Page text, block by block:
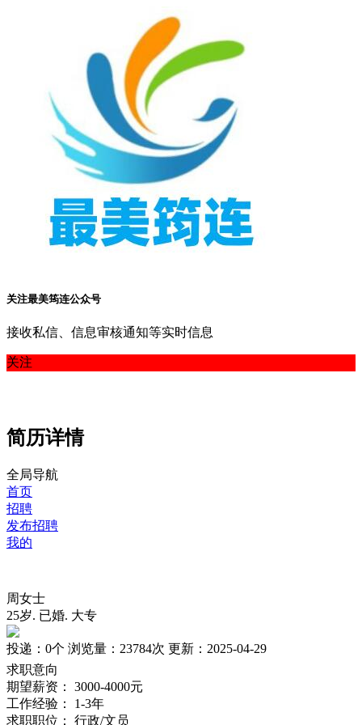
关注最美筠连公众号
接收私信、信息审核通知等实时信息
关注
简历详情
全局导航
首页
招聘
发布招聘
我的
周女士
25岁. 已婚. 大专
投递： 0个 浏览量： 23784次 更新： 2025-04-29
求职意向
期望薪资：
3000-4000元
工作经验：
1-3年
求职职位：
行政/文员